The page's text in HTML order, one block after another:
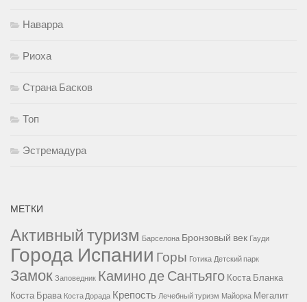
Наварра
Риоха
Страна Басков
Топ
Эстремадура
МЕТКИ
Активный туризм Барселона Бронзовый век Гауди
Города Испании Горы Готика Детский парк
Замок Заповедник Камино де Сантьяго Коста Бланка
Коста Брава Коста Дорада Крепость Лечебный туризм Майорка Мегалит